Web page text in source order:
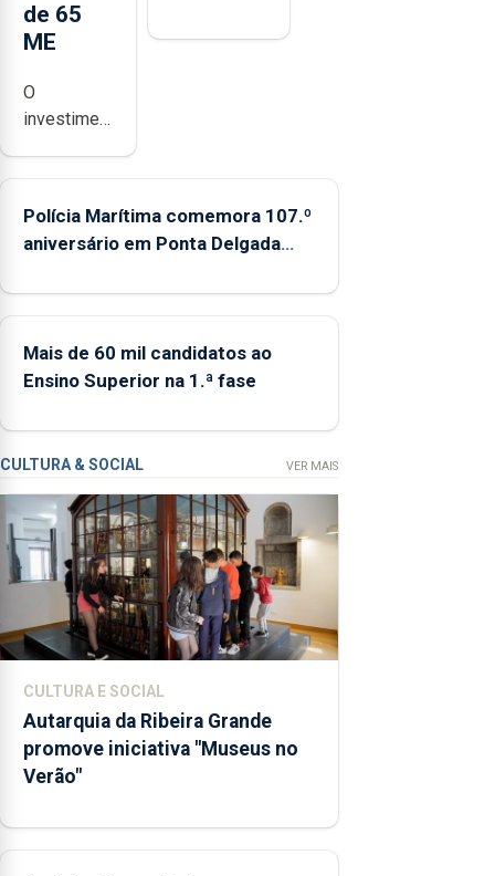
de 65
ME
O
investimento
pelo Plano
de
(PRR) nos
Açores
65 milhões
de euros e
abrange
767
respostas
habitacionais,
anunciou o
Governo
Regional.
Polícia Marítima comemora 107.º
aniversário em Ponta Delgada
Mais de 60 mil candidatos ao
Ensino Superior na 1.ª fase
CULTURA & SOCIAL VER MAIS
CULTURA E SOCIAL
Autarquia da Ribeira Grande
promove iniciativa "Museus no
Verão"